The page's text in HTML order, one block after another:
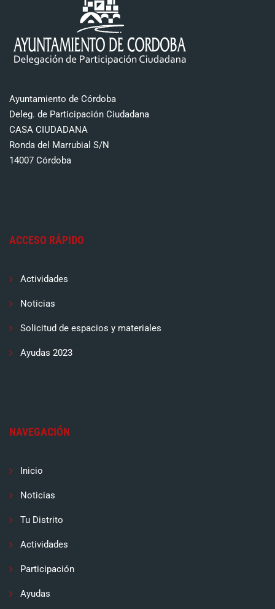
Ayuntamiento de Córdoba
Deleg. de Participación Ciudadana
CASA CIUDADANA
Ronda del Marrubial S/N
14007 Córdoba
ACCESO RÁPIDO
Actividades
Noticias
Solicitud de espacios y materiales
Ayudas 2023
NAVEGACIÓN
Inicio
Noticias
Tu Distrito
Actividades
Participación
Ayudas